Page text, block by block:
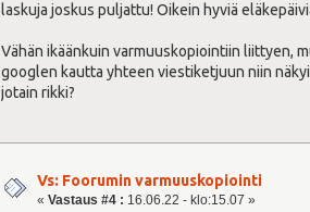
laskuja joskus puljattu! Oikein hyviä
Vähän ikäänkuin varmuuskopiointiin liittyen,
googlen kautta yhteen viestiketjuun niin
jotain rikki?
Vs: Foorumin varmuuskopiointi
«Vastaus #4 : 16.06.22 - klo:15.07 »